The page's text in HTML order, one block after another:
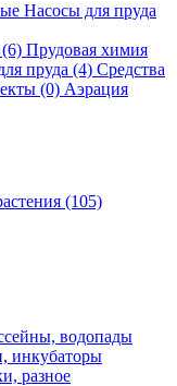
Насосы для пруда
(6) Прудовая химия
пруда (4) Средства
(0) Аэрация
(105)
водопады
инкубаторы
разное